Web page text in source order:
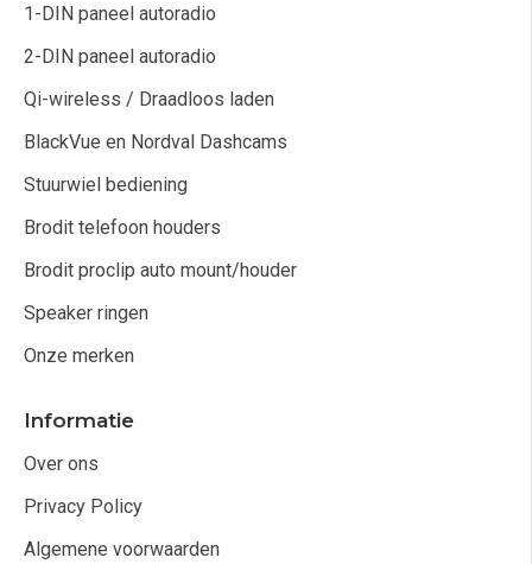
1-DIN paneel autoradio
2-DIN paneel autoradio
Qi-wireless / Draadloos laden
BlackVue en Nordval Dashcams
Stuurwiel bediening
Brodit telefoon houders
Brodit proclip auto mount/houder
Speaker ringen
Onze merken
Informatie
Over ons
Privacy Policy
Algemene voorwaarden